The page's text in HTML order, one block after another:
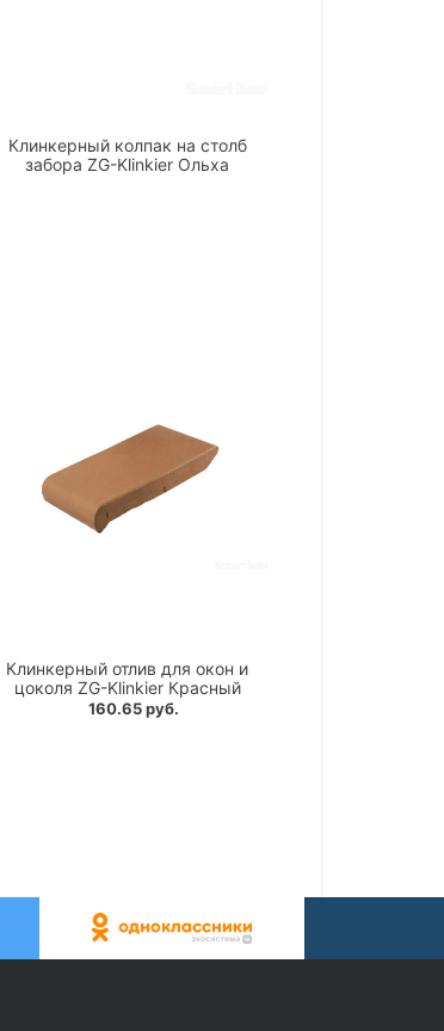
Клинкерный колпак на столб
забора ZG-Klinkier Ольха
Клинкерный отлив для окон и
цоколя ZG-Klinkier Красный
160.65 руб.